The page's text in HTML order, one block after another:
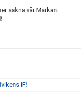
sakna vår Markan.
IF!